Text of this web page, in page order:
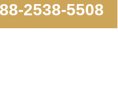
2538-5508